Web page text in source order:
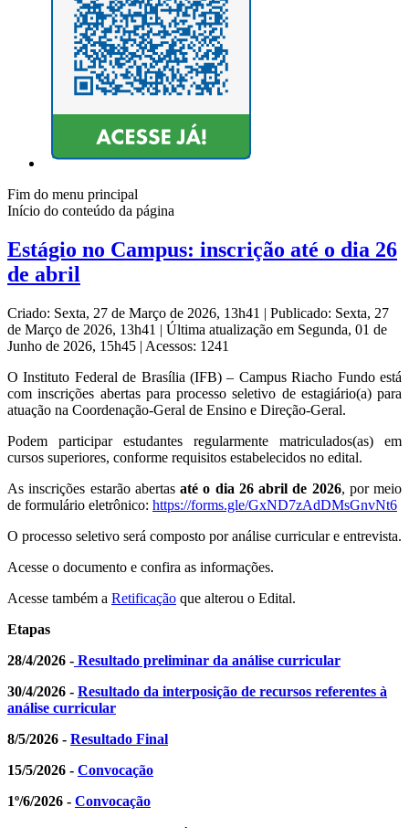
Fim do menu principal
Início do conteúdo da página
Estágio no Campus: inscrição até o dia 26
de abril
Criado: Sexta, 27 de Março de 2026, 13h41 | Publicado: Sexta, 27
de Março de 2026, 13h41 | Última atualização em Segunda, 01 de
Junho de 2026, 15h45 | Acessos: 1241
O Instituto Federal de Brasília (IFB) – Campus Riacho Fundo está
com inscrições abertas para processo seletivo de estagiário(a) para
atuação na Coordenação-Geral de Ensino e Direção-Geral.
Podem participar estudantes regularmente matriculados(as) em
cursos superiores, conforme requisitos estabelecidos no edital.
As inscrições estarão abertas até o dia 26 abril de 2026, por meio
de formulário eletrônico: https://forms.gle/GxND7zAdDMsGnvNt6
O processo seletivo será composto por análise curricular e entrevista.
Acesse o documento e confira as informações.
Acesse também a Retificação que alterou o Edital.
Etapas
28/4/2026 - Resultado preliminar da análise curricular
30/4/2026 - Resultado da interposição de recursos referentes à
análise curricular
8/5/2026 - Resultado Final
15/5/2026 - Convocação
1º/6/2026 - Convocação